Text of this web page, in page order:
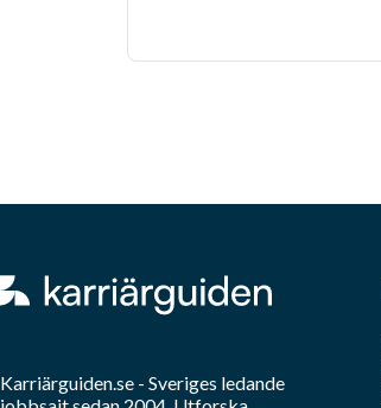
Karriärguiden.se - Sveriges ledande